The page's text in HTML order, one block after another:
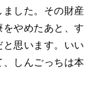
した。その財産
やめたあと、す
思います。いい
しんごっちは本